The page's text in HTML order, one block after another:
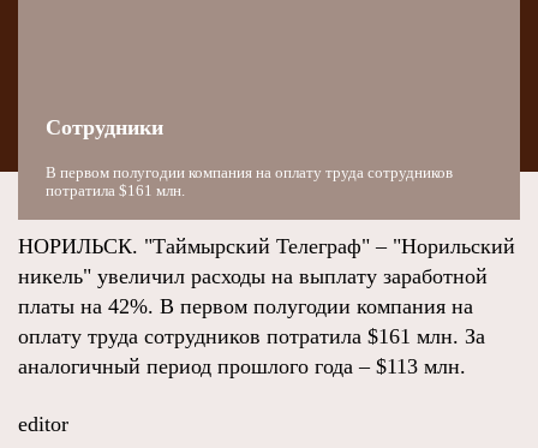
Сотрудники
В первом полугодии компания на оплату труда сотрудников
потратила $161 млн.
НОРИЛЬСК. "Таймырский Телеграф" – "Норильский
никель" увеличил расходы на выплату заработной
платы на 42%. В первом полугодии компания на
оплату труда сотрудников потратила $161 млн. За
аналогичный период прошлого года – $113 млн.
editor